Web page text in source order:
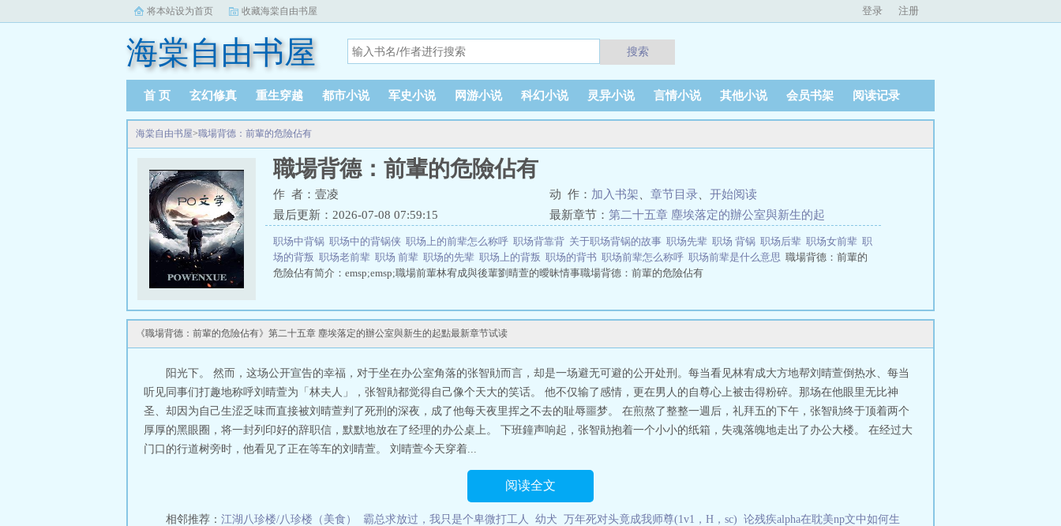
将本站设为首页 收藏海棠自由书屋 登录 注册
海棠自由书屋 搜索
首 页 玄幻修真 重生穿越 都市小说 军史小说 网游小说 科幻小说 灵异小说 言情小说 其他小说 会员书架 阅读记录
海棠自由书屋>職場背德：前輩的危險佔有
職場背德：前輩的危險佔有
作 者：壹凌 动 作： 加入书架 章节目录
开始阅读
最后更新：2026-07-08 07:59:15
最新章节： 第二十五章 塵埃落定的辦公室與新生的起
點
职场中背锅 职场中的背锅侠 职场上的前辈怎么称呼 职场背靠背 关于职场背锅的故事 职场先辈 职场 背锅 职场后辈 职场女前辈 职
场的背叛 职场老前辈 职场 前辈 职场的先辈 职场上的背叛 职场的背书 职场前辈怎么称呼 职场前辈是什么意思 職場背德：前輩的
危險佔有简介：emsp;emsp;職場前輩林宥成與後輩劉晴萱的曖昧情事職場背德：前輩的危險佔有
《職場背德：前輩的危險佔有》第二十五章 塵埃落定的辦公室與新生的起點最新章节试读
阳光下。 然而，这场公开宣告的幸福，对于坐在办公室角落的张智勛而言，却是一场避无可避的公开处刑。每当看见林宥成大方地帮刘晴萱倒热水、每当
听见同事们打趣地称呼刘晴萱为「林夫人」，张智勛都觉得自己像个天大的笑话。 他不仅输了感情，更在男人的自尊心上被击得粉碎。那场在他眼里无比神
圣、却因为自己生涩乏味而直接被刘晴萱判了死刑的深夜，成了他每天夜里挥之不去的耻辱噩梦。 在煎熬了整整一週后，礼拜五的下午，张智勛终于顶着两个
厚厚的黑眼圈，将一封列印好的辞职信，默默地放在了经理的办公桌上。 下班鐘声响起，张智勛抱着一个小小的纸箱，失魂落魄地走出了办公大楼。 在经过大
门口的行道树旁时，他看见了正在等车的刘晴萱。 刘晴萱今天穿着...
阅读全文
相邻推荐： 江湖八珍楼/八珍楼（美食） 霸总求放过，我只是个卑微打工人 幼犬 万年死对头竟成我师尊(1v1，H，sc) 论残疾alpha在耽美np文中如何生